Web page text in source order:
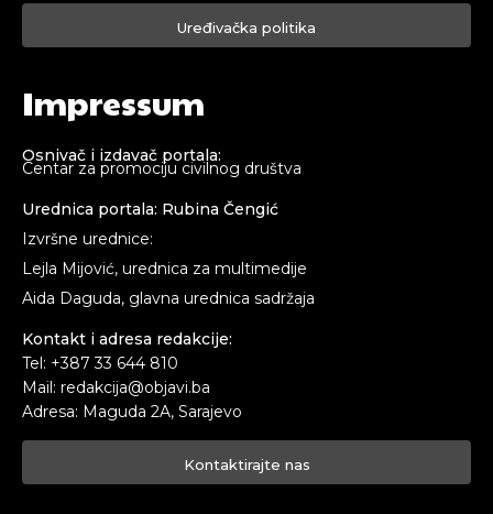
Uređivačka politika
Impressum
Osnivač i izdavač portala:
Centar za promociju civilnog društva
Urednica portala: Rubina Čengić
Izvršne urednice:
Lejla Mijović, urednica za multimedije
Aida Daguda, glavna urednica sadržaja
Kontakt i adresa redakcije:
Tel: +387 33 644 810
Mail: redakcija@objavi.ba
Adresa: Maguda 2A, Sarajevo
Kontaktirajte nas